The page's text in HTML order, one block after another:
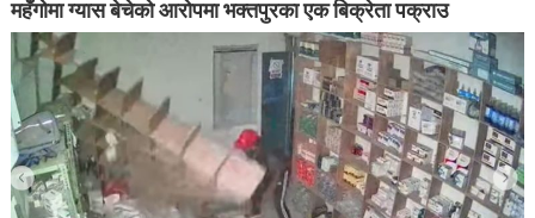
महँगोमा ग्यास बेचेको आरोपमा भक्तपुरका एक बिक्रेता पक्राउ